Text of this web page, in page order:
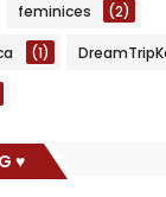
feminices (2)
(1)
♥